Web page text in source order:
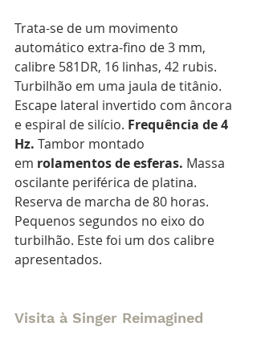
Trata-se de um movimento
automático extra-fino de 3 mm,
calibre 581DR, 16 linhas, 42 rubis.
Turbilhão em uma jaula de titânio.
Escape lateral invertido com âncora
e espiral de silício. Frequência de 4
Hz. Tambor montado
em rolamentos de esferas. Massa
oscilante periférica de platina.
Reserva de marcha de 80 horas.
Pequenos segundos no eixo do
turbilhão. Este foi um dos calibre
apresentados.
Visita à Singer Reimagined